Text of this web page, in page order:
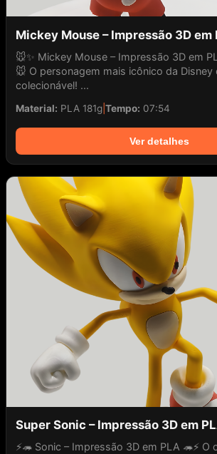
Mickey Mouse – Impressão 3D
🐭✨ Mickey Mouse – Impressão 3D em
🐭 O personagem mais icônico da Disney
colecionável! ...
Material: PLA 181g| Tempo: 07:54
Ver detalhes
Super Sonic – Impressão 3D em
⚡🦔 Sonic – Impressão 3D em PLA 🦔⚡